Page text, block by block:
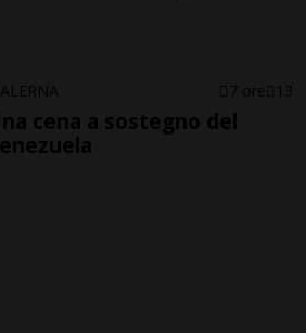
7 ore 13
cena a sostegno del